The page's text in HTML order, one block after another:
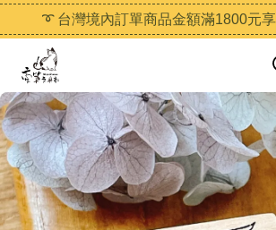
➰ 台灣境內訂單商品金額滿1800元